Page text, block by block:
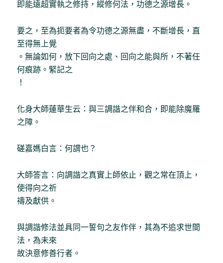
即能遠超實執之修持，縱修何法，功德之源增長。
要之，至為扼要者為令功德之源無盡，不斷增長，直
至得無上覺
。無論如何，放下回向之處、回向之能與所，不著任
何痕跡。緊記之
！
化身大師蓮華生云：與三調諧之伴和合，即能除魔羅
之障。
磋嘉媽白言：何謂也？
大師答言：向調諧之真實上師依止，觀之常在頂上，
使得向之祈
禱及獻供。
與調諧修法並具同一誓句之友作伴，其為不追求世間
法，為未來
故決意修善行者。